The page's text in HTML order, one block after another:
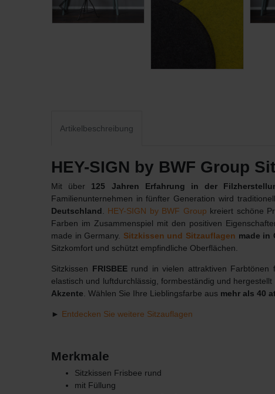
Artikelbeschreibung
HEY-SIGN by BWF Group
Mit über 125 Jahren Erfahrung in der
Familienunternehmen in fünfter Generation wird
Deutschland
HEY-SIGN by BWF Group kreiert schöne
Farben im Zusammenspiel mit den positiven
made in Germany. Sitzkissen und Sitzauflagen made in
Sitzkomfort und schützt empfindliche Oberflächen.
Sitzkissen FRISBEErund in vielen attraktiven Farbtönen
elastisch und luftdurchlässig, formbeständig und
Akzente . Wählen Sie Ihre Lieblingsfarbe aus mehr als 40
► Entdecken Sie weitere Sitzauflagen
Merkmale
Sitzkissen Frisbee rund
mit Füllung